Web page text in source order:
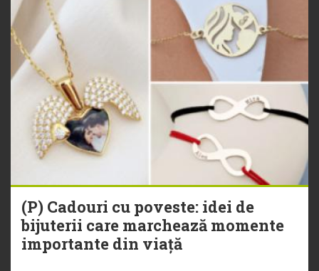
(P) Cadouri cu poveste: idei de
bijuterii care marchează momente
importante din viață